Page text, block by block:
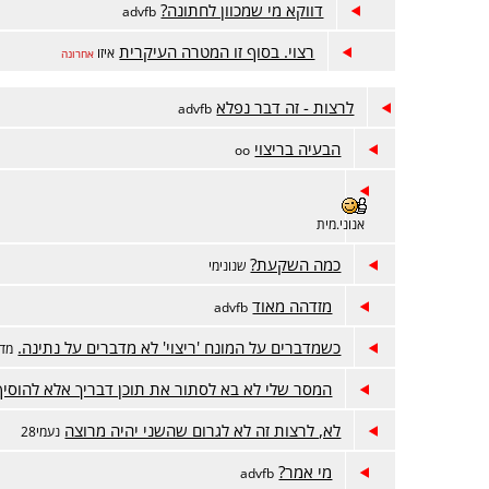
דווקא מי שמכוון לחתונה? advfb
רצוי. בסוף זו המטרה העיקרית איזו אחרונה
לרצות - זה דבר נפלא advfb
הבעיה בריצוי oo
אנוני.מית
כמה השקעת? שנונימי
מזדהה מאוד advfb
כשמדברים על המונח 'ריצוי' לא מדברים על נתינה.
המסר שלי לא בא לסתור את תוכן דבריך אלא
לא, לרצות זה לא לגרום שהשני יהיה מרוצה נעמי28
מי אמר? advfb